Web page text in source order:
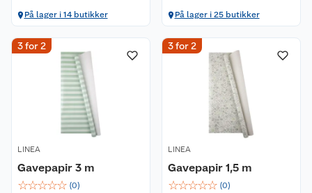
På lager i 14 butikker På lager i 25 butikker
3 for 2
LINEA
Gavepapir 3 m
☆☆☆☆☆ (0)
3 for 2
LINEA
Gavepapir 1,5 m
☆☆☆☆☆ (0)